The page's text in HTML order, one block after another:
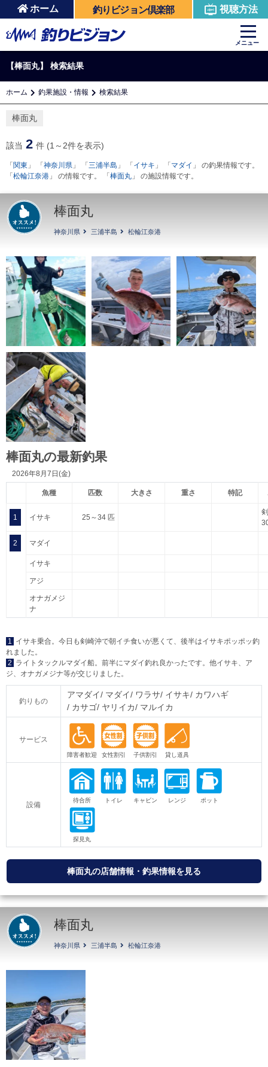
ホーム 釣りビジョン倶楽部 視聴方法
メニュー
【棒面丸】 検索結果
ホーム 釣果施設・情報 検索結果
棒面丸
該当 2 件 (1～2件を表示)
「 関東 」 「 神奈川県 」 「 三浦半島 」 「 イサキ 」 「 マダイ 」 の釣果情報です。
「 松輪江奈港 」 の情報です。 「 棒面丸 」 の施設情報です。
棒面丸
神奈川県 三浦半島 松輪江奈港
棒面丸の最新釣果
2026年8月7日(金)
魚種 匹数 大きさ 重さ 特記
1 イサキ 25～34 匹
2 マダイ
イサキ
アジ
オナガメジ
ナ
1 イサキ乗合。今日も剣崎沖で朝イチ食いが悪くて、後半はイサキポッポッ釣
れました。
2 ライトタックルマダイ船。前半にマダイ釣れ良かったです。他イサキ、ア
ジ、オナガメジナ等が交じりました。
釣りもの
アマダイ マダイ ワラサ イサキ
カワハギ
カサゴ ヤリイカ マルイカ
サービス
設備
棒面丸の店舗情報・釣果情報を見る
棒面丸
神奈川県 三浦半島 松輪江奈港